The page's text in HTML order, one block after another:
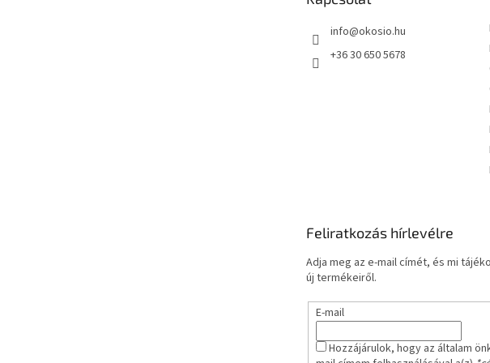
info@okosio.hu
+36 30 650 5678
Feliratkozás hírlevélre
Adja meg az e-mail címét, és mi
új termékeiről.
E-mail
Hozzájárulok, hogy az általam